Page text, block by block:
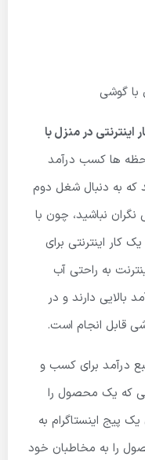
اینترنتی در منزل با
ها کسب درآمد
که به دنبال شغل دوم
نباشید، چون با
اینترنتی برای
به راحتی آب
دارند و در
قابل انجام است.
درآمد برای کسب و
که یک محصول را
یک پیج اینستاگرام به
را به مخاطبان خود